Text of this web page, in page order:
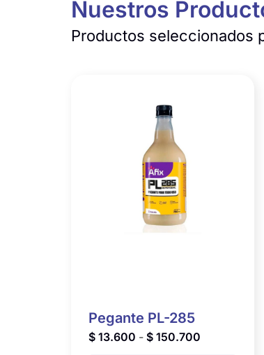
Nuestros
Productos seleccionados
Pegante PL-285
$ 13.600 - $ 150.700